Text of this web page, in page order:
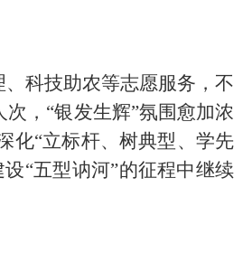
科技助农等志愿服务，不
，“银发生辉”氛围愈加浓
化“立标杆、树典型、学先
“五型讷河”的征程中继续